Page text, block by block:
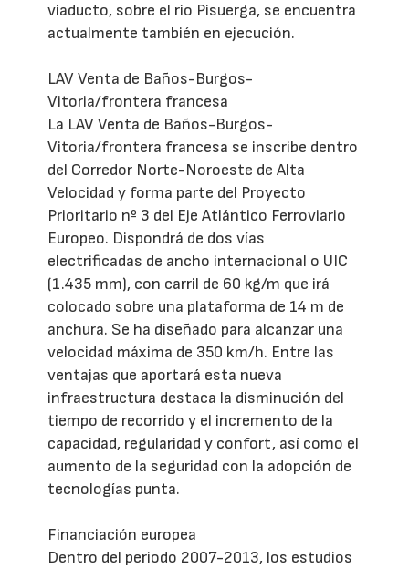
viaducto, sobre el río Pisuerga, se encuentra
actualmente también en ejecución.
LAV Venta de Baños-Burgos-
Vitoria/frontera francesa
La LAV Venta de Baños-Burgos-
Vitoria/frontera francesa se inscribe dentro
del Corredor Norte-Noroeste de Alta
Velocidad y forma parte del Proyecto
Prioritario nº 3 del Eje Atlántico Ferroviario
Europeo. Dispondrá de dos vías
electrificadas de ancho internacional o UIC
(1.435 mm), con carril de 60 kg/m que irá
colocado sobre una plataforma de 14 m de
anchura. Se ha diseñado para alcanzar una
velocidad máxima de 350 km/h. Entre las
ventajas que aportará esta nueva
infraestructura destaca la disminución del
tiempo de recorrido y el incremento de la
capacidad, regularidad y confort, así como el
aumento de la seguridad con la adopción de
tecnologías punta.
Financiación europea
Dentro del periodo 2007-2013, los estudios